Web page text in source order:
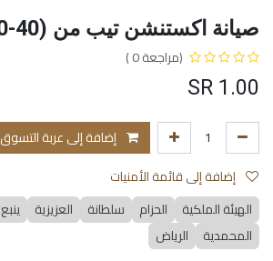
صيانة اكستنشن تيب من (40-60) خصلة
(مراجعة 0 )
1.00
إضافة إلى عربة التسوق
الهيئة الملكية
الحزام سلطانة العزيزية ينبع
المحمدية
الرياض